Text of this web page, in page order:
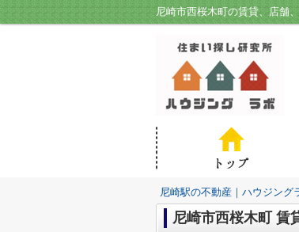
尼崎駅の不動産｜ハウジング
尼崎市西桜木町 賃